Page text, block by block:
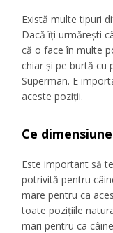
Există multe tipuri
Dacă îți urmărești
că o face în multe
chiar și pe burtă cu
Superman. E
aceste poziții.
Ce
Este important să
potrivită pentru
mare pentru ca
toate pozițiile
mari pentru ca